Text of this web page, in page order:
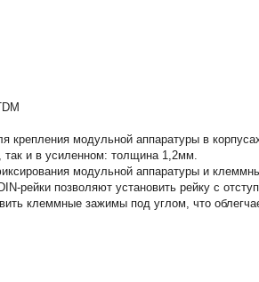
крепления модульной аппаратуры в
и в усиленном: толщина 1,2мм.
модульной аппаратуры и
рейки позволяют установить рейку с
клеммные зажимы под углом, что